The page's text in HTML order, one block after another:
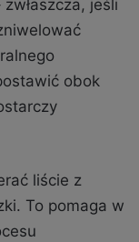
zwłaszcza, jeśli
obok
liście z
To pomaga w